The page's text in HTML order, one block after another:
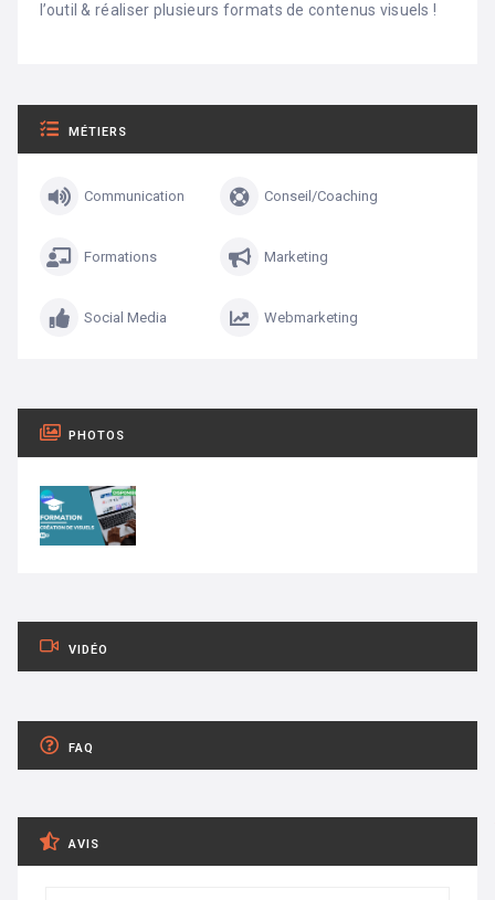
l’outil & réaliser plusieurs formats de contenus visuels !
MÉTIERS
Communication Conseil/Coaching
Formations Marketing
Social Media Webmarketing
PHOTOS
VIDÉO
FAQ
AVIS